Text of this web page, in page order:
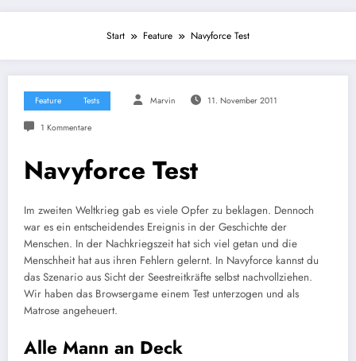
Start Feature Navyforce Test
Feature Tests Marvin 11. November 2011
1 Kommentare
Navyforce Test
Im zweiten Weltkrieg gab es viele Opfer zu beklagen. Dennoch
war es ein entscheidendes Ereignis in der Geschichte der
Menschen. In der Nachkriegszeit hat sich viel getan und die
Menschheit hat aus ihren Fehlern gelernt. In Navyforce kannst du
das Szenario aus Sicht der Seestreitkräfte selbst nachvollziehen.
Wir haben das Browsergame einem Test unterzogen und als
Matrose angeheuert.
Alle Mann an Deck